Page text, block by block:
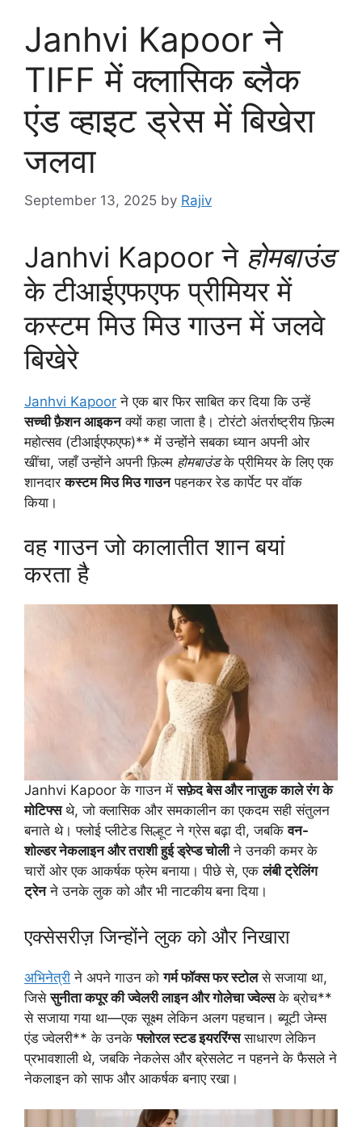
Janhvi Kapoor ने
TIFF में क्लासिक ब्लैक
एंड व्हाइट ड्रेस में बिखेरा
जलवा
September 13, 2025 by Rajiv
Janhvi Kapoor ने होमबाउंड
के टीआईएफएफ प्रीमियर में
कस्टम मिउ मिउ गाउन में जलवे
बिखेरे
Janhvi Kapoor ने एक बार फिर साबित कर दिया कि उन्हें
सच्ची फ़ैशन आइकनक्यों कहा जाता है। टोरंटो अंतर्राष्ट्रीय फ़िल्म
महोत्सव (टीआईएफएफ)** में उन्होंने सबका ध्यान अपनी ओर
खींचा, जहाँ उन्होंने अपनी फ़िल्म होमबाउंडके प्रीमियर के लिए एक
शानदारकस्टम मिउ मिउ गाउनपहनकर रेड कार्पेट पर वॉक
किया।
वह गाउन जो कालातीत शान बयां
करता है
Janhvi Kapoor के गाउन मेंसफ़ेद बेस और नाज़ुक काले रंग के
मोटिफ्सथे, जो क्लासिक और समकालीन का एकदम सही संतुलन
बनाते थे। फ्लोई प्लीटेड सिल्हूट ने ग्रेस बढ़ा दी, जबकिवन-
शोल्डर नेकलाइन और तराशी हुई ड्रेप्ड चोलीने उनकी कमर के
चारों ओर एक आकर्षक फ्रेम बनाया। पीछे से, एकलंबी ट्रेलिंग
ट्रेनने उनके लुक को और भी नाटकीय बना दिया।
एक्सेसरीज़ जिन्होंने लुक को और निखारा
अभिनेत्री ने अपने गाउन कोगर्म फॉक्स फर स्टोलसे सजाया था,
जिसेसुनीता कपूर की ज्वेलरी लाइन और गोलेचा ज्वेल्सके ब्रोच**
से सजाया गया था—एक सूक्ष्म लेकिन अलग पहचान। ब्यूटी जेम्स
एंड ज्वेलरी** के उनकेफ्लोरल स्टड इयररिंग्ससाधारण लेकिन
प्रभावशाली थे, जबकि नेकलेस और ब्रेसलेट न पहनने के फैसले ने
नेकलाइन को साफ और आकर्षक बनाए रखा।